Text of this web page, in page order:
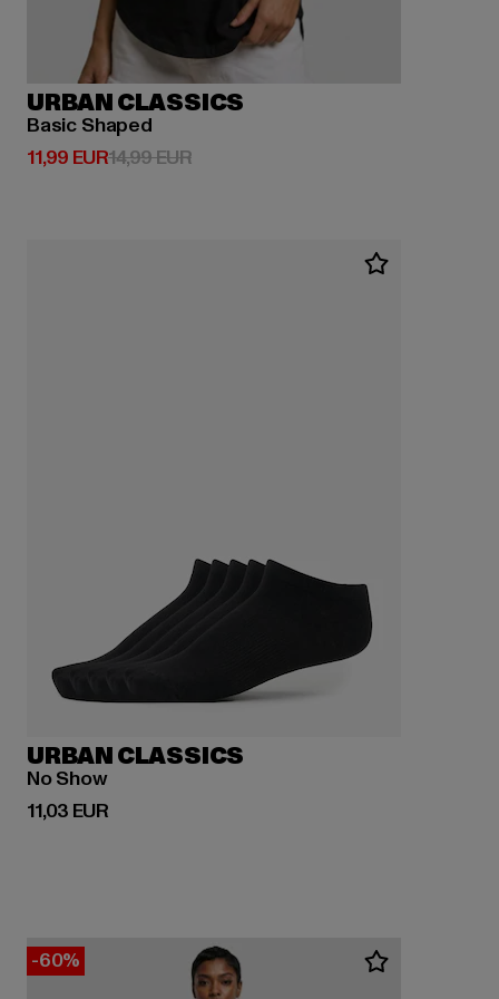
URBAN CLASSICS
Basic Shaped
11,99 EUR
Derzeitiger Preis: 11,99 EUR
14,99 EURAktionspreis: 14,99 EUR
URBAN CLASSICS
No Show
11,03 EUR
Derzeitiger Preis: 11,03 EUR
-60%